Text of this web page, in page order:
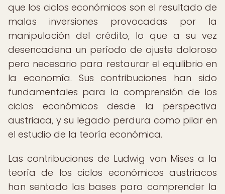
que los ciclos económicos son el resultado de
malas inversiones provocadas por la
manipulación del crédito, lo que a su vez
desencadena un período de ajuste doloroso
pero necesario para restaurar el equilibrio en
la economía. Sus contribuciones han sido
fundamentales para la comprensión de los
ciclos económicos desde la perspectiva
austriaca, y su legado perdura como pilar en
el estudio de la teoría económica.
Las contribuciones de Ludwig von Mises a la
teoría de los ciclos económicos austriacos
han sentado las bases para comprender la